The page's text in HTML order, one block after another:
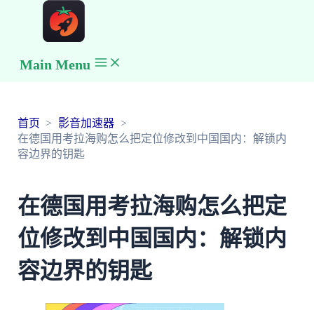
Main Menu
首页
影音加速器
在德国用考拉海购怎么把定位修改到中国国内：解锁内
容边界的钥匙
在德国用考拉海购怎么把定
位修改到中国国内：解锁内
容边界的钥匙